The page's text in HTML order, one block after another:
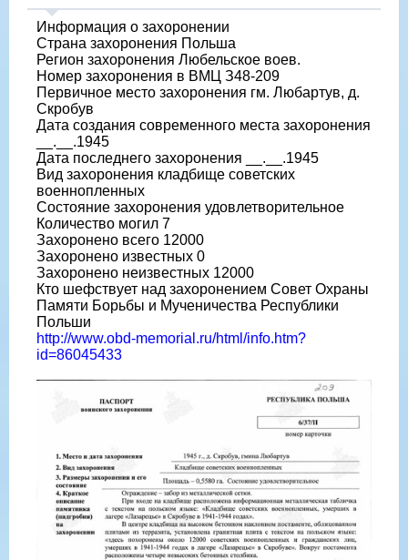
Информация о захоронении
Страна захоронения Польша
Регион захоронения Любельское воев.
Номер захоронения в ВМЦ З48-209
Первичное место захоронения гм. Любартув, д.
Скробув
Дата создания современного места захоронения
__.__.1945
Дата последнего захоронения __.__.1945
Вид захоронения кладбище советских
военнопленных
Состояние захоронения удовлетворительное
Количество могил 7
Захоронено всего 12000
Захоронено известных 0
Захоронено неизвестных 12000
Кто шефствует над захоронением Совет Охраны
Памяти Борьбы и Мученичества Республики
Польши
http://www.obd-memorial.ru/html/info.htm?
id=86045433